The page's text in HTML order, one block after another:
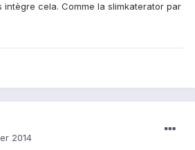
intègre cela. Comme la slimkaterator par
2014